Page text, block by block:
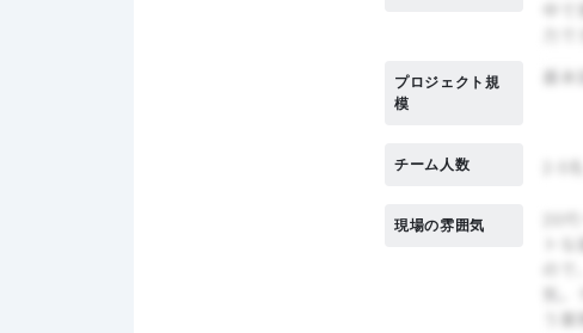
プロジェクト規
模
チーム人数
現場の雰囲気